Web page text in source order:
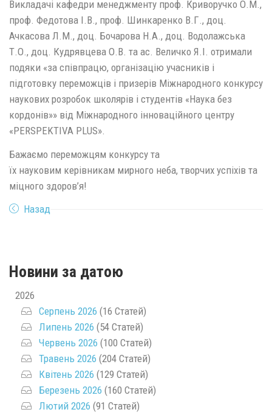
Викладачі кафедри менеджменту проф. Криворучко О.М.,
проф. Федотова І.В., проф. Шинкаренко В.Г., доц.
Ачкасова Л.М., доц. Бочарова Н.А., доц. Водолажська
Т.О., доц. Кудрявцева О.В. та ас. Величко Я.І. отримали
подяки «за співпрацю, організацію учасників і
підготовку переможців і призерів Міжнародного конкурсу
наукових розробок школярів і студентів «Наука без
кордонів»» від Міжнародного інноваційного центру
«PERSPEKTIVA PLUS».
Бажаємо переможцям конкурсу та
їх науковим керівникам мирного неба, творчих успіхів та
міцного здоров’я!
Назад
Новини за датою
2026
Серпень 2026 (16 Статей)
Липень 2026 (54 Статей)
Червень 2026 (100 Статей)
Травень 2026 (204 Статей)
Квітень 2026 (129 Статей)
Березень 2026 (160 Статей)
Лютий 2026 (91 Статей)